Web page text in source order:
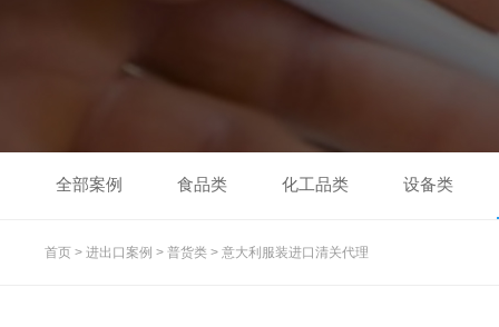
全部案例 食品类 化工品类 设备类
首页> 进出口案例 > 普货类> 意大利服装进口清关代理